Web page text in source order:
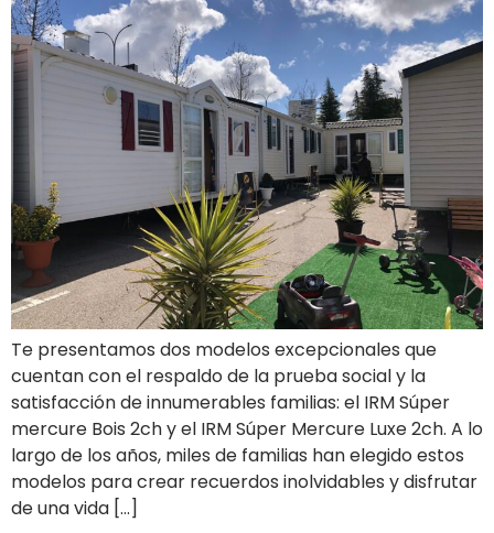
Te presentamos dos modelos excepcionales que
cuentan con el respaldo de la prueba social y la
satisfacción de innumerables familias: el IRM Súper
mercure Bois 2ch y el IRM Súper Mercure Luxe 2ch. A lo
largo de los años, miles de familias han elegido estos
modelos para crear recuerdos inolvidables y disfrutar
de una vida […]